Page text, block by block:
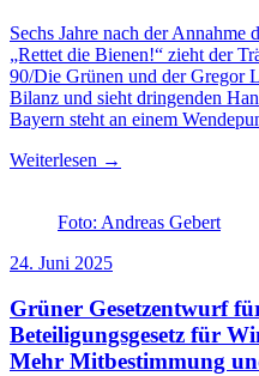
Sechs Jahre nach der
„Rettet die Bienen!“ zieht der
90/Die Grünen und der Gregor
Bilanz und sieht dringenden
Bayern steht an einem
Weiterlesen →
Foto: Andreas Gebert
24. Juni 2025
Grüner Gesetzentwurf
Beteiligungsgesetz für
Mehr Mitbestimmung